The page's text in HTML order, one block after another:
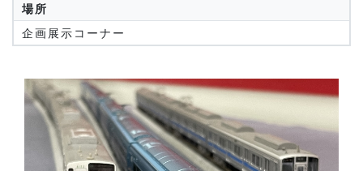
場所
企画展示コーナー